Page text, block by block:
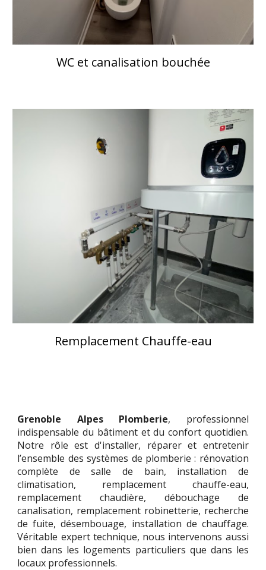
WC et canalisation bouchée
Remplacement Chauffe-eau
Grenoble Alpes Plomberie, professionnel
indispensable du bâtiment et du confort quotidien.
Notre rôle est d'installer, réparer et entretenir
l’ensemble des systèmes de plomberie : rénovation
complète de salle de bain, installation de
climatisation, remplacement chauffe-eau,
remplacement chaudière, débouchage de
canalisation, remplacement robinetterie, recherche
de fuite, désembouage, installation de chauffage.
Véritable expert technique, nous intervenons aussi
bien dans les logements particuliers que dans les
locaux professionnels.